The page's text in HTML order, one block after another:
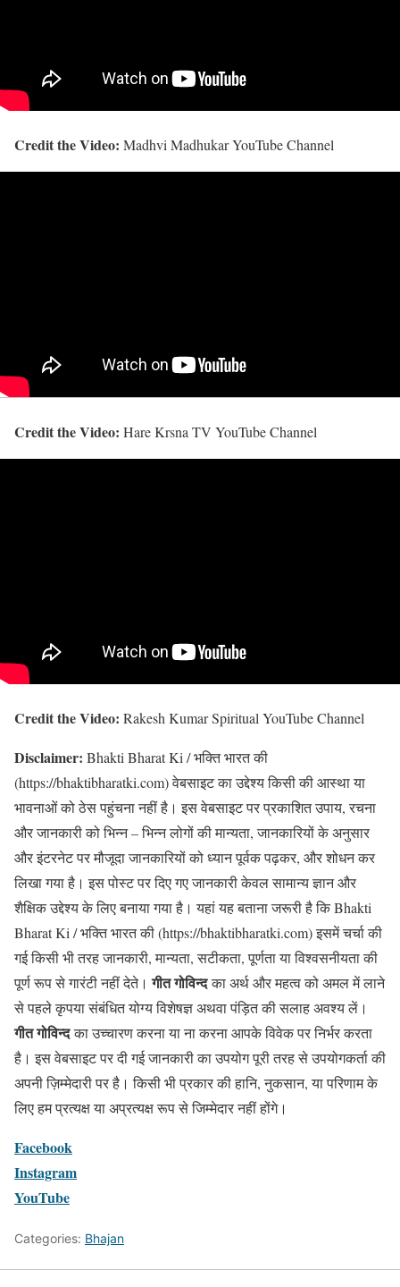
Credit the Video: Madhvi Madhukar YouTube Channel
Credit the Video: Hare Krsna TV YouTube Channel
Credit the Video: Rakesh Kumar Spiritual YouTube Channel
Disclaimer: Bhakti Bharat Ki / भक्ति भारत की
(https://bhaktibharatki.com) वेबसाइट का उद्देश्य किसी की आस्था या
भावनाओं को ठेस पहुंचना नहीं है। इस वेबसाइट पर प्रकाशित उपाय, रचना
और जानकारी को भिन्न – भिन्न लोगों की मान्यता, जानकारियों के अनुसार
और इंटरनेट पर मौजूदा जानकारियों को ध्यान पूर्वक पढ़कर, और शोधन कर
लिखा गया है। इस पोस्ट पर दिए गए जानकारी केवल सामान्य ज्ञान और
शैक्षिक उद्देश्य के लिए बनाया गया है। यहां यह बताना जरूरी है कि Bhakti
Bharat Ki / भक्ति भारत की (https://bhaktibharatki.com) इसमें चर्चा की
गई किसी भी तरह जानकारी, मान्यता, सटीकता, पूर्णता या विश्वसनीयता की
पूर्ण रूप से गारंटी नहीं देते।गीत गोविन्द का अर्थ और महत्व को अमल में लाने
से पहले कृपया संबंधित योग्य विशेषज्ञ अथवा पंड़ित की सलाह अवश्य लें।
गीत गोविन्द का उच्चारण करना या ना करना आपके विवेक पर निर्भर करता
है। इस वेबसाइट पर दी गई जानकारी का उपयोग पूरी तरह से उपयोगकर्ता की
अपनी ज़िम्मेदारी पर है। किसी भी प्रकार की हानि, नुकसान, या परिणाम के
लिए हम प्रत्यक्ष या अप्रत्यक्ष रूप से जिम्मेदार नहीं होंगे।
Facebook
Instagram
YouTube
Categories: Bhajan